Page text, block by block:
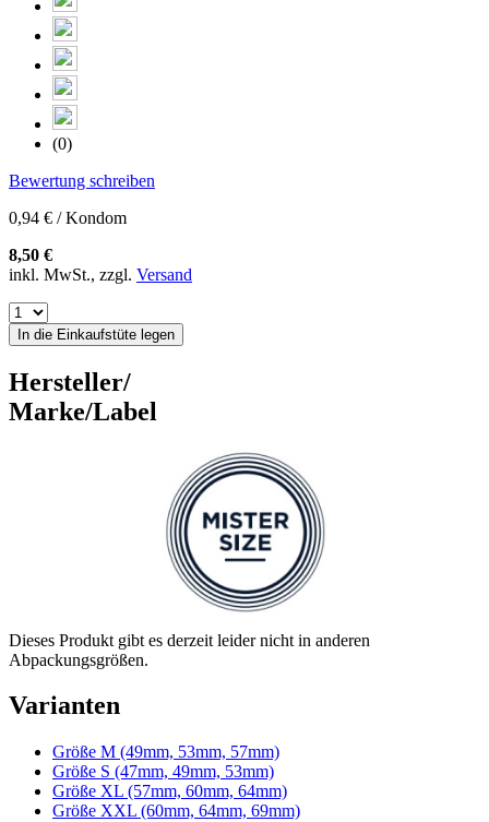
(0)
Bewertung schreiben
0,94 € / Kondom
8,50 €
inkl. MwSt., zzgl. Versand
In die Einkaufstüte legen
Hersteller/
Marke/Label
Dieses Produkt gibt es derzeit leider nicht in anderen
Abpackungsgrößen.
Varianten
Größe M (49mm, 53mm, 57mm)
Größe S (47mm, 49mm, 53mm)
Größe XL (57mm, 60mm, 64mm)
Größe XXL (60mm, 64mm, 69mm)